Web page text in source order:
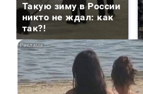
Такую зиму в России
никто не ждал: как
так?!